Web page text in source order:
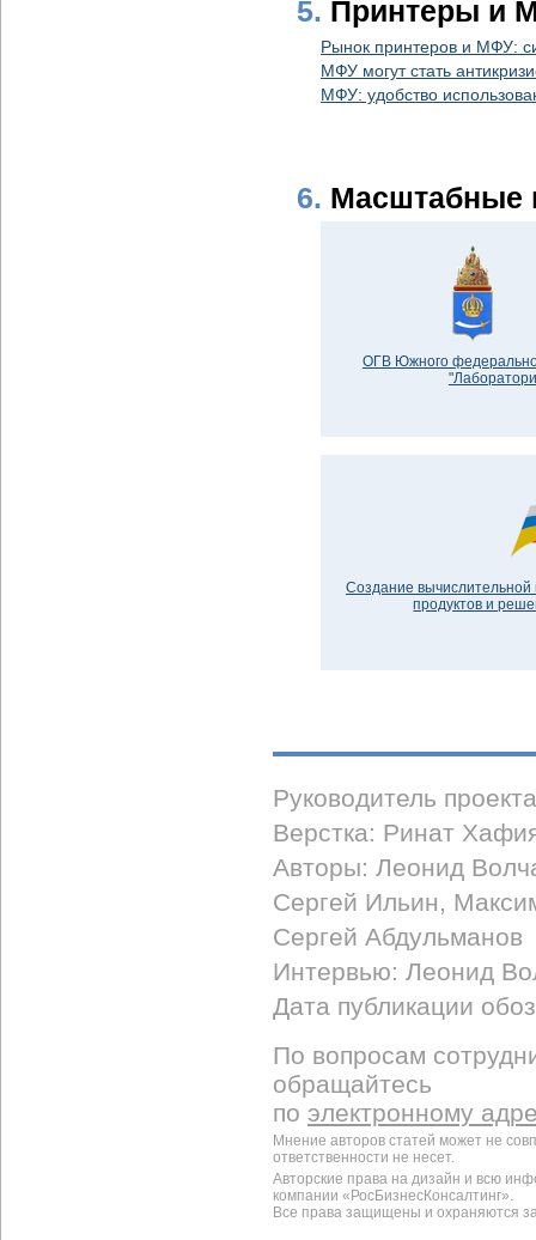
5. Принтеры и
Рынок принтеров и МФУ:
МФУ могут стать
МФУ: удобство
6. Масштабные
ОГВ Южного
Создание
продуктов и
Руководитель
Верстка: Ринат
Авторы: Леонид
Сергей Ильин,
Сергей Абдульманов
Интервью: Леонид
Дата публикации
По вопросам
обращайтесь
по электронному
Мнение авторов статей может не
ответственности не несет.
Авторские права на дизайн и всю
компании «РосБизнесКонсалтинг».
Все права защищены и охраняются